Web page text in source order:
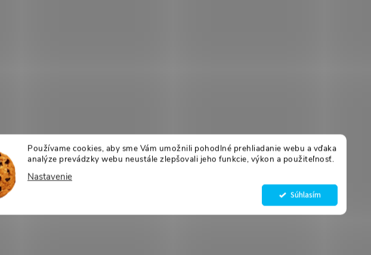
Používame cookies, aby sme Vám umožnili pohodlné prehliadanie webu a vďaka
analýze prevádzky webu neustále zlepšovali jeho funkcie, výkon a použiteľnosť.
Nastavenie
Súhlasím